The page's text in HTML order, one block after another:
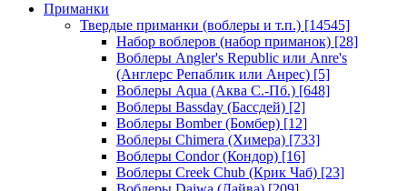
Приманки
Твердые приманки (воблеры и т.п.) [14545]
Набор воблеров (набор приманок) [28]
Воблеры Angler's Republic или Anre's
(Англерс Репаблик или Анрес) [5]
Воблеры Aqua (Аква С.-Пб.) [648]
Воблеры Bassday (Бассдей) [2]
Воблеры Bomber (Бомбер) [12]
Воблеры Chimera (Химера) [733]
Воблеры Condor (Кондор) [16]
Воблеры Creek Chub (Крик Чаб) [23]